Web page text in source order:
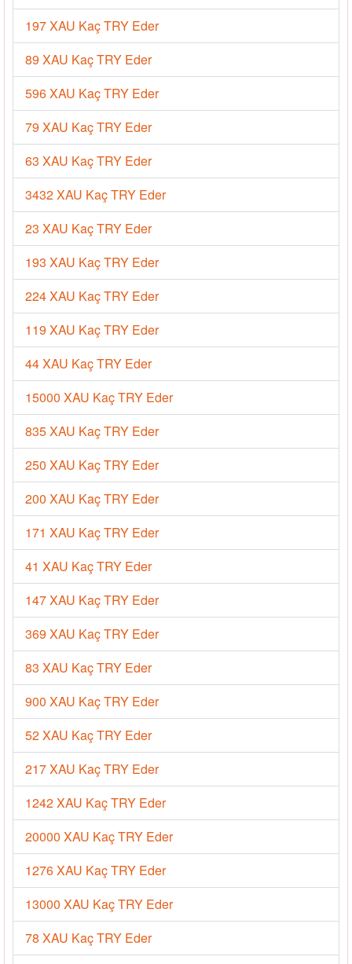
197 XAU Kaç TRY Eder
89 XAU Kaç TRY Eder
596 XAU Kaç TRY Eder
79 XAU Kaç TRY Eder
63 XAU Kaç TRY Eder
3432 XAU Kaç TRY Eder
23 XAU Kaç TRY Eder
193 XAU Kaç TRY Eder
224 XAU Kaç TRY Eder
119 XAU Kaç TRY Eder
44 XAU Kaç TRY Eder
15000 XAU Kaç TRY Eder
835 XAU Kaç TRY Eder
250 XAU Kaç TRY Eder
200 XAU Kaç TRY Eder
171 XAU Kaç TRY Eder
41 XAU Kaç TRY Eder
147 XAU Kaç TRY Eder
369 XAU Kaç TRY Eder
83 XAU Kaç TRY Eder
900 XAU Kaç TRY Eder
52 XAU Kaç TRY Eder
217 XAU Kaç TRY Eder
1242 XAU Kaç TRY Eder
20000 XAU Kaç TRY Eder
1276 XAU Kaç TRY Eder
13000 XAU Kaç TRY Eder
78 XAU Kaç TRY Eder